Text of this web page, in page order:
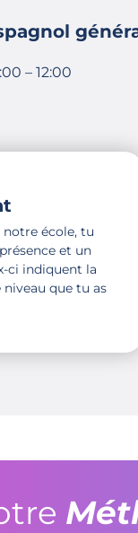
– 12:00
école, tu
et un
ci indiquent la
que tu as